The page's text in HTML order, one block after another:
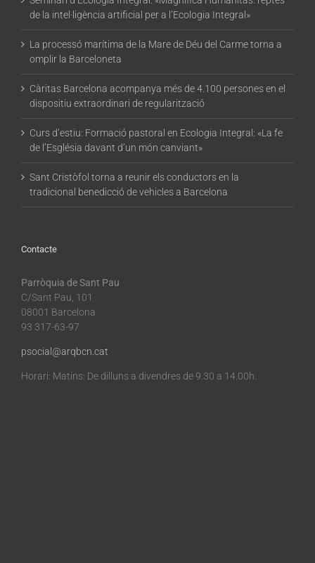
de la intel·ligència artificial per a l’Ecologia Integral»
La processó marítima de la Mare de Déu del Carme torna a
omplir la Barceloneta
Càritas Barcelona acompanya més de 4.100 persones en el
dispositiu extraordinari de regularització
Curs d’estiu: Formació pastoral en Ecologia Integral: «La fe
de l’Església davant d’un món canviant»
Sant Cristòfol torna a reunir els conductors en la
tradicional benedicció de vehicles a Barcelona
Contacte
Parròquia de Sant Pau
C/Sant Pau, 101
08001 Barcelona
93 317-63-97
psocial@arqbcn.cat
Horari: Matins: De dilluns a divendres de 9.30 a 14.00h.